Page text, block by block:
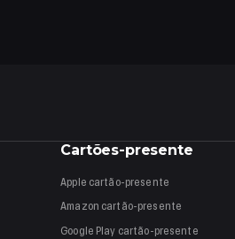
Cartões-presente
Apple cartão-presente
Amazon cartão-presente
Google Play cartão-presente